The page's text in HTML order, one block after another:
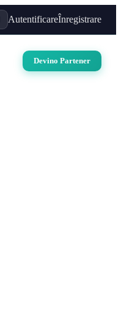
AutentificareÎnregistrare
Devino Partener